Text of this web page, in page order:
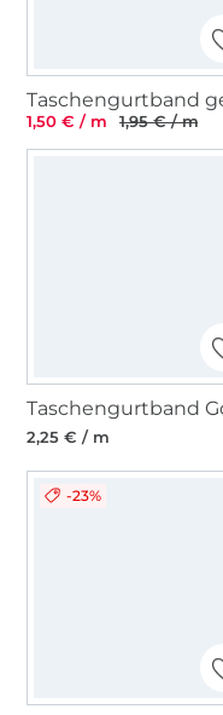
1,50 € / m 1,95 € / m
2,25 € / m
-23%